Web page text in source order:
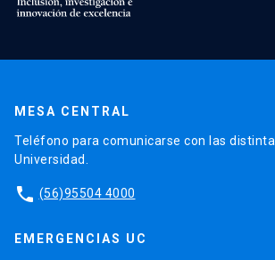
MESA CENTRAL
Teléfono para comunicarse con las
Universidad.
phone (56)95504 4000
EMERGENCIAS UC